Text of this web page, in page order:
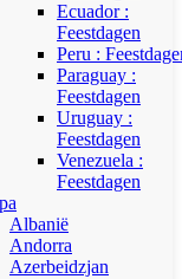
Ecuador :
Feestdagen
Peru :
Paraguay :
Feestdagen
Uruguay :
Feestdagen
Venezuela :
Feestdagen
Albanië
Andorra
Azerbeidzjan